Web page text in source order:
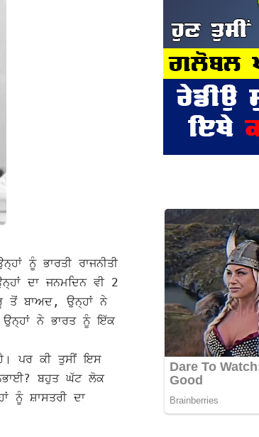
ਨੂੰ ਭਾਰਤੀ ਰਾਜਨੀਤੀ
ਦਾ ਜਨਮਦਿਨ ਵੀ 2
ਤੋਂ ਬਾਅਦ, ਉਨ੍ਹਾਂ ਨੇ
ਉਨ੍ਹਾਂ ਨੇ ਭਾਰਤ ਨੂੰ ਇੱਕ
ਪਰ ਕੀ ਤੁਸੀਂ ਇਸ
ਬਹੁਤ ਘੱਟ ਲੋਕ
ਨੂੰ ਸ਼ਾਸਤਰੀ ਦਾ